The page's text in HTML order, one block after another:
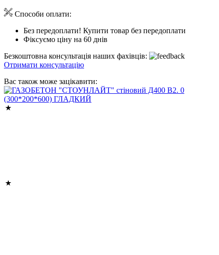
Способи оплати:
Без передоплати! Купити товар без передоплати
Фіксуємо ціну на 60 днів
Безкоштовна консультація наших фахівців:
Отримати консультацію
Вас також може зацікавити: